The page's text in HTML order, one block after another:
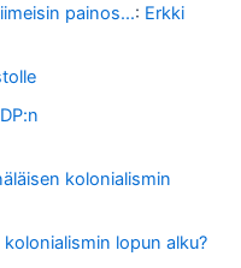
painos...: Erkki
kolonialismin
lopun alku?